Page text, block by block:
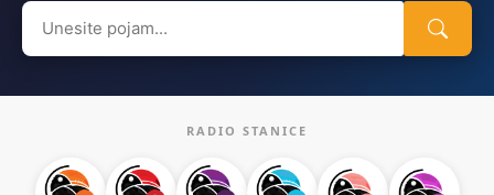
Search
for:
RADIO STANICE